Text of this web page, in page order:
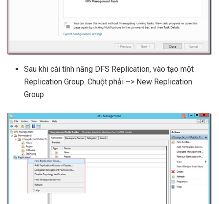
Sau khi cài tính năng DFS Replication, vào tạo một
Replication Group. Chuột phải –> New Replication
Group